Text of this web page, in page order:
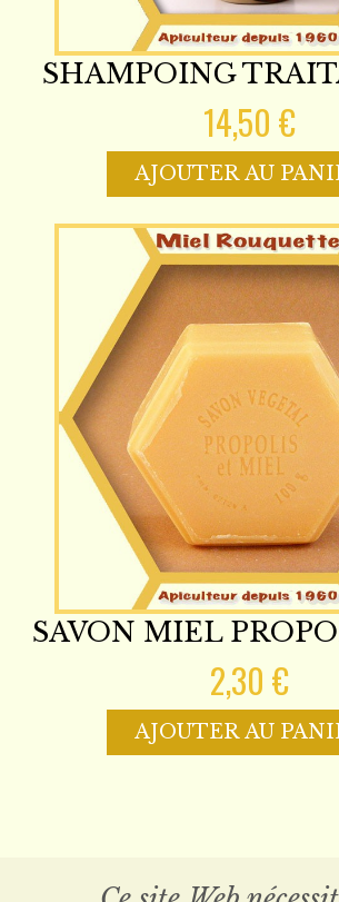
SHAMPOING
14,50 €
AJOUTER AU
SAVON MIEL
2,30 €
AJOUTER AU